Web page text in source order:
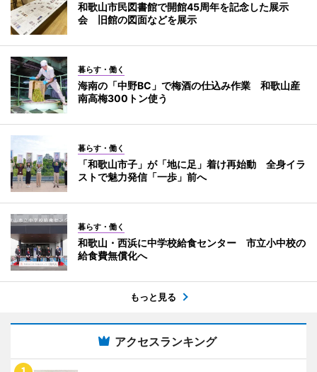
和歌山市民図書館で開館45周年を記念した展示
会 旧館の図面などを展示
暮らす・働く
海南の「中野BC」で梅酒の仕込み作業 和歌山産
南高梅300トン使う
暮らす・働く
「和歌山市子」が「地に足」着け再始動 全身イラ
ストで魅力発信「一歩」前へ
暮らす・働く
和歌山・西浜に中学校給食センター 市立小中校の
給食費無償化へ
もっと見る
アクセスランキング